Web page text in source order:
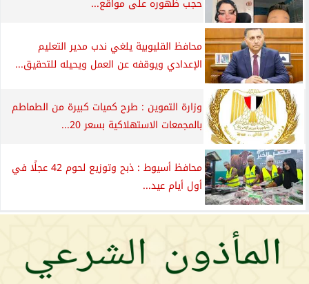
حجب ظهوره على مواقع...
محافظ القليوبية يلغي ندب مدير التعليم
الإعدادي ويوقفه عن العمل ويحيله للتحقيق...
وزارة التموين : طرح كميات كبيرة من الطماطم
بالمجمعات الاستهلاكية بسعر 20...
محافظ أسيوط : ذبح وتوزيع لحوم 42 عجلًا في
أول أيام عيد...